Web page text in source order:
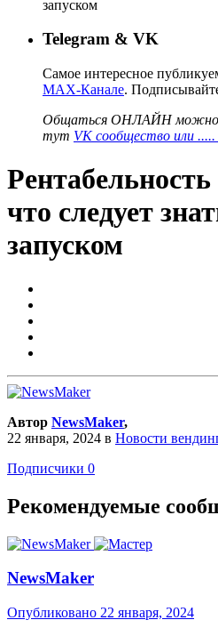
запуском
Telegram & VK
Самое интересное
MAX-Канале.
Общаться ОНЛАЙН
тут VK сообщество или .....
что следует
запуском
Автор NewsMaker,
22 января, 2024 в Новости
Подписчики 0
Рекомендуемые
NewsMaker
Опубликовано 22 января, 2024